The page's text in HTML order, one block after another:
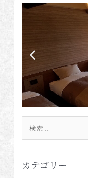
索
象:
カテゴリー